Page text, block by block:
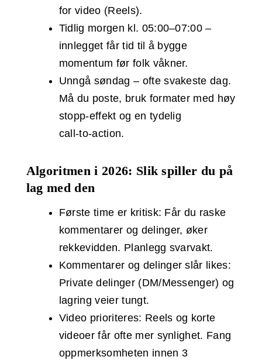
for video (Reels).
Tidlig morgen kl. 05:00–07:00 –
innlegget får tid til å bygge
momentum før folk våkner.
Unngå søndag – ofte svakeste dag.
Må du poste, bruk formater med høy
stopp‑effekt og en tydelig
call‑to‑action.
Algoritmen i 2026: Slik spiller du på
lag med den
Første time er kritisk: Får du raske
kommentarer og delinger, øker
rekkevidden. Planlegg svarvakt.
Kommentarer og delinger slår likes:
Private delinger (DM/Messenger) og
lagring veier tungt.
Video prioriteres: Reels og korte
videoer får ofte mer synlighet. Fang
oppmerksomheten innen 3